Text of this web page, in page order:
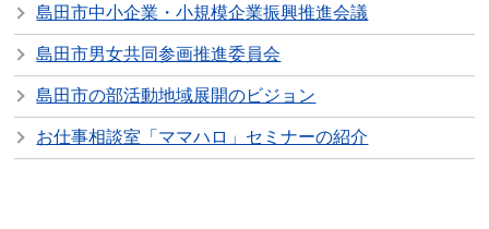
島田市中小企業・小規模企業振興推進会議
島田市男女共同参画推進委員会
島田市の部活動地域展開のビジョン
お仕事相談室「ママハロ」セミナーの紹介